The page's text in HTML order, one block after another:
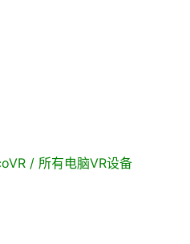
/ 所有电脑VR设备